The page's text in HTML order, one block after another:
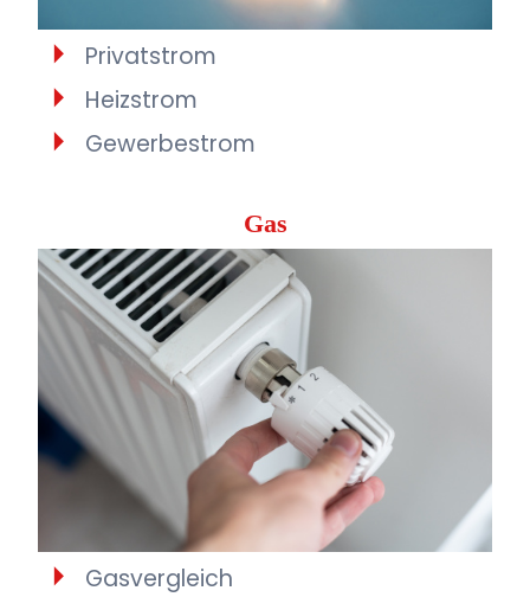
Privatstrom
Heizstrom
Gewerbestrom
Gas
Gasvergleich